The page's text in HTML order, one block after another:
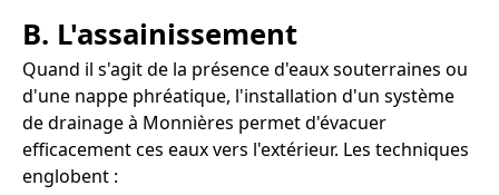
B. L'assainissement
Quand il s'agit de la présence d'eaux souterraines ou
d'une nappe phréatique, l'installation d'un système
de drainage à Monnières permet d'évacuer
efficacement ces eaux vers l'extérieur. Les techniques
englobent :